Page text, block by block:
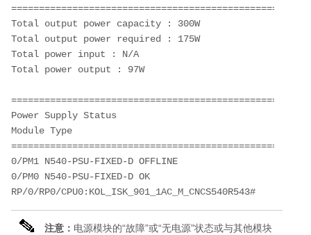
Total output power capacity : 300W
Total output power required : 175W
Total power input : N/A
Total power output : 97W
Power Supply Status
Module Type
0/PM1 N540-PSU-FIXED-D OFFLINE
0/PM0 N540-PSU-FIXED-D OK
RP/0/RP0/CPU0:KOL_ISK_901_1AC_M_CNCS540R543#
注意： 电源模块的“故障”或“无电源”状态或与其他模块